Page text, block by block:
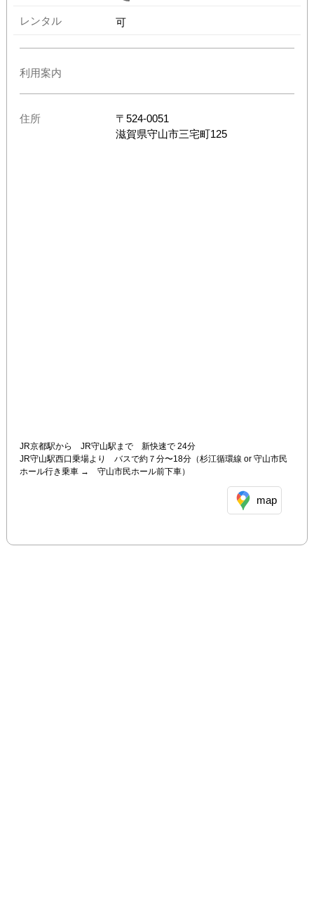
レンタル 可
利用案内
住所 〒 524-0051
滋賀県守山市三宅町125
JR京都駅から　JR守山駅まで　新快速で 24分
JR守山駅西口乗場より　バスで約７分〜18分（杉江循環線 or 守山市民
ホール行き乗車 →　守山市民ホール前下車）
map